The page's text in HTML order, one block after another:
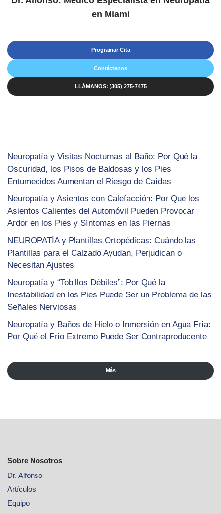
en Miami
Programar Cita
Contáctenos
LLÁMANOS: (305) 275-7475
Neuropatía y Visitas Nocturnas al Baño: Por Qué la
Oscuridad, los Pisos de Baldosas y los Pies
Entumecidos Aumentan el Riesgo de Caídas
Neuropatía y Asientos con Calefacción: Por Qué los
Asientos Calientes del Automóvil Pueden Provocar
Ardor en los Pies y Síntomas en las Piernas
NEUROPATÍA y Plantillas Ortopédicas: Cuándo las
Plantillas para el Calzado Ayudan, Perjudican o
Necesitan Ajustes
Neuropatía y “Tobillos Débiles”: Por Qué la
Inestabilidad en los Pies Puede Ser un Problema de las
Señales Nerviosas
Neuropatía y Baños de Hielo o Inmersión en Agua Fría:
Por Qué el Frío Extremo Puede Ser Contraproducente
Más
Sobre Nosotros
Dr. Alfonso
Artículos
Equipo